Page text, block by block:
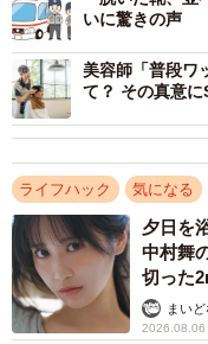
肉球せんせいさんは
をネットで知り、右側
たが、安全のために
ろんそれでも万一があ
間は稼げると思いま
こうしているうちに
手も考えると２つがち
します。
ドラム式洗濯乾燥機の
止引き出しストッパー
いに驚きの声
美容師「普段ワ
て？ その真意に
ライフハック 気になる
夕日を
中村舞
切った
まい
2026.08.06